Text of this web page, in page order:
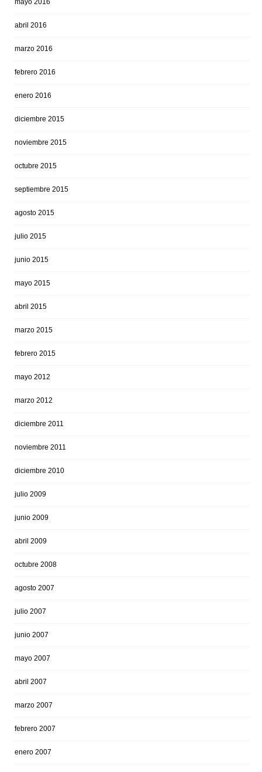
mayo 2016
abril 2016
marzo 2016
febrero 2016
enero 2016
diciembre 2015
noviembre 2015
octubre 2015
septiembre 2015
agosto 2015
julio 2015
junio 2015
mayo 2015
abril 2015
marzo 2015
febrero 2015
mayo 2012
marzo 2012
diciembre 2011
noviembre 2011
diciembre 2010
julio 2009
junio 2009
abril 2009
octubre 2008
agosto 2007
julio 2007
junio 2007
mayo 2007
abril 2007
marzo 2007
febrero 2007
enero 2007